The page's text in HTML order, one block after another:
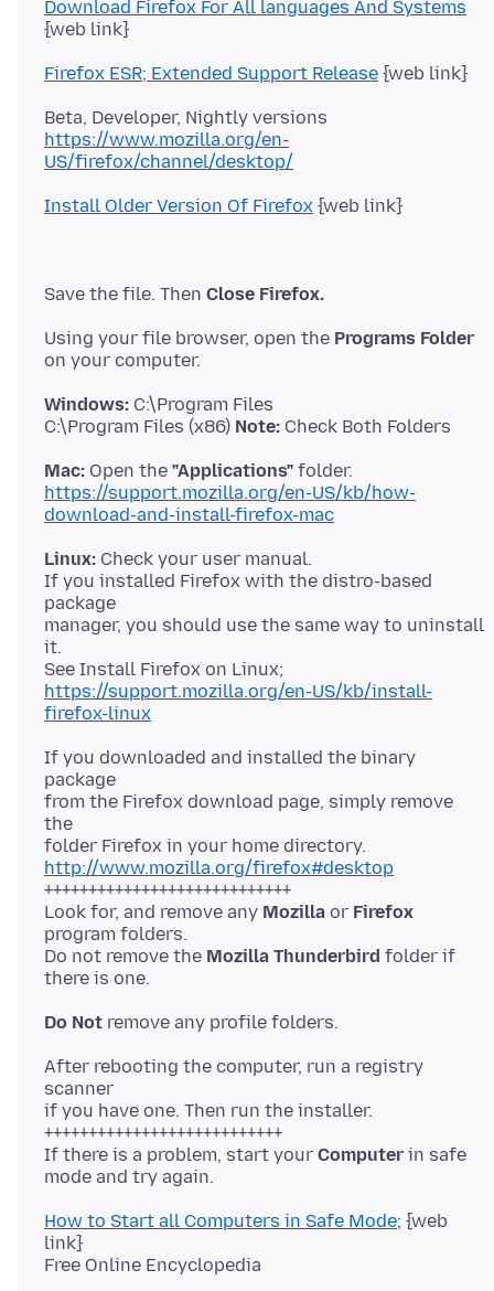
Download Firefox For All languages And Systems
Firefox ESR; Extended Support Release
https://www.mozilla.org/en-
US/firefox/channel/desktop/
Install Older Version Of Firefox
Save the file. Then Close Firefox.
Using your file browser, open the Programs Folder
Windows: C:\Program Files
C:\Program Files (x86) Note:
Mac: Open the "Applications"
https://support.mozilla.org/en-US/kb/how-
download-and-install-firefox-mac
Linux: Check your user manual.
If you installed Firefox with the distro-based
package
manager, you should use the same way to uninstall
it.
https://support.mozilla.org/en-US/kb/install-
firefox-linux
If you downloaded and installed the binary
package
from the Firefox download page, simply remove
the
http://www.mozilla.org/firefox#desktop
++++++++++++++++++++++++++++
Look for, and remove any Mozilla or Firefox
program folders.
Do not remove the Mozilla Thunderbird folder if
Do Not
After rebooting the computer, run a registry
scanner
if you have one. Then run the installer.
+++++++++++++++++++++++++++
If there is a problem, start your Computer in safe
How to Start all Computers in Safe Mode; {web
link}